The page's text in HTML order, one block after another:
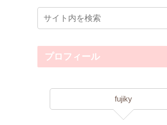
プロフィール
fujiky